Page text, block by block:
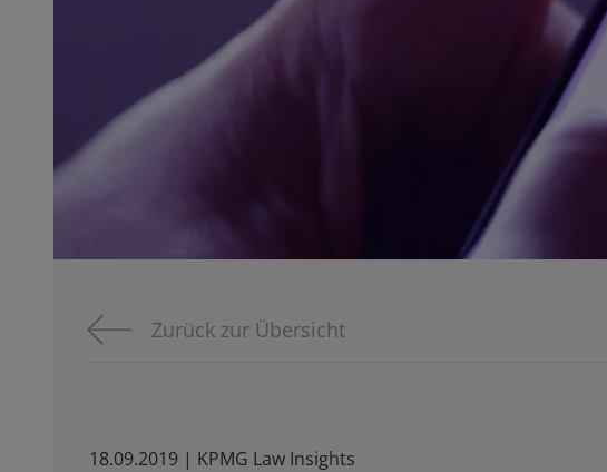
Zurück zur Übersicht
18.09.2019 | KPMG Law Insights